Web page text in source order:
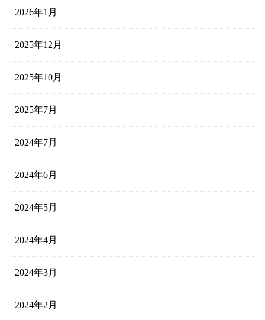
2026年1月
2025年12月
2025年10月
2025年7月
2024年7月
2024年6月
2024年5月
2024年4月
2024年3月
2024年2月